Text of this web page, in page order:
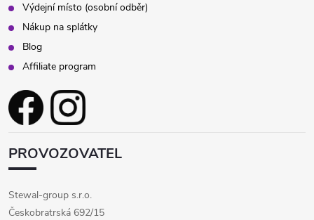
Výdejní místo (osobní odběr)
Nákup na splátky
Blog
Affiliate program
PROVOZOVATEL
Stewal-group s.r.o.
Českobratrská 692/15